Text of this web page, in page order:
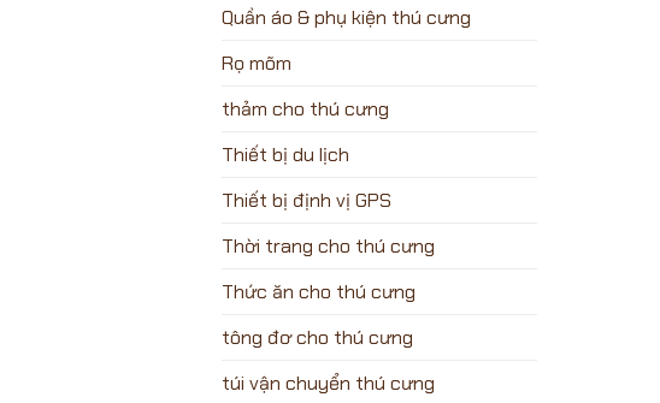
Quần áo & phụ kiện thú cưng
Rọ mõm
thảm cho thú cưng
Thiết bị du lịch
Thiết bị định vị GPS
Thời trang cho thú cưng
Thức ăn cho thú cưng
tông đơ cho thú cưng
túi vận chuyển thú cưng